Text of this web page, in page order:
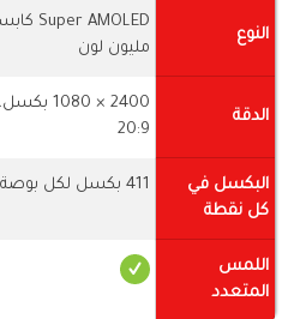
النوع
مليون لون
الدقة
2400 ×
20:9
البكسل في
كل نقطة
411 بكسل لكل بوصة
اللمس
المتعدد